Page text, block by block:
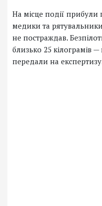
На місце події прибули
медики та
не постраждав.
близько 25 кілограмів
передали на